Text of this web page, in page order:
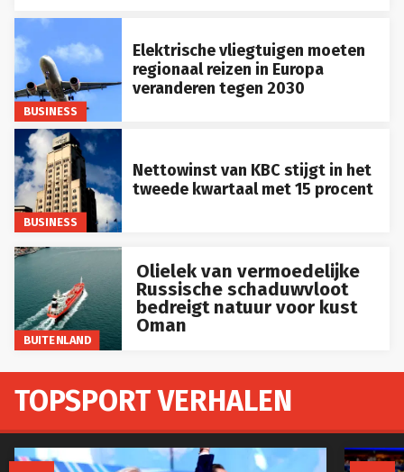
BUSINESS
Elektrische vliegtuigen moeten
regionaal reizen in Europa
veranderen tegen 2030
BUSINESS
Nettowinst van KBC stijgt in het
tweede kwartaal met 15 procent
BUITENLAND
Olielek van vermoedelijke
Russische schaduwvloot
bedreigt natuur voor kust
Oman
TOPSPORT VERHALEN